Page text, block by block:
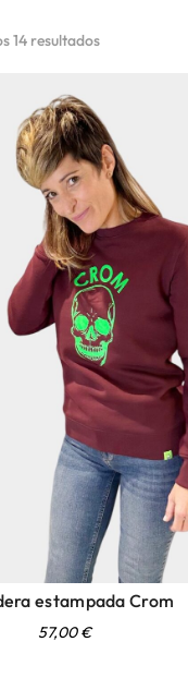
14 resultados
estampada Crom
57,00€